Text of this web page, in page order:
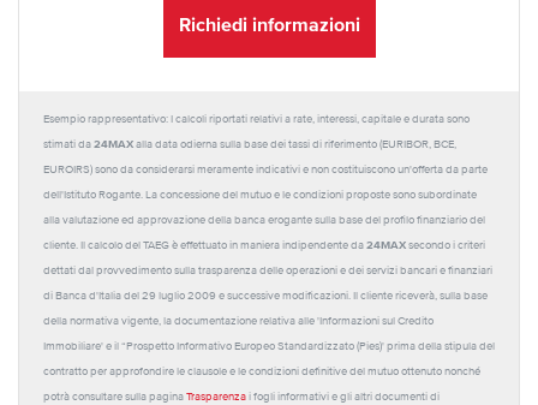
Richiedi informazioni
Esempio rappresentativo: I calcoli riportati relativi a rate, interessi, capitale e durata sono
stimati da 24MAX alla data odierna sulla base dei tassi di riferimento (EURIBOR, BCE,
EUROIRS) sono da considerarsi meramente indicativi e non costituiscono un'offerta da parte
dell'Istituto Rogante. La concessione del mutuo e le condizioni proposte sono subordinate
alla valutazione ed approvazione della banca erogante sulla base del profilo finanziario del
cliente. Il calcolo del TAEG è effettuato in maniera indipendente da 24MAX secondo i criteri
dettati dal provvedimento sulla trasparenza delle operazioni e dei servizi bancari e finanziari
di Banca d'Italia del 29 luglio 2009 e successive modificazioni. Il cliente riceverà, sulla base
della normativa vigente, la documentazione relativa alle 'Informazioni sul Credito
Immobiliare' e il “Prospetto Informativo Europeo Standardizzato (Pies)' prima della stipula del
contratto per approfondire le clausole e le condizioni definitive del mutuo ottenuto nonché
potrà consultare sulla pagina Trasparenza i fogli informativi e gli altri documenti di